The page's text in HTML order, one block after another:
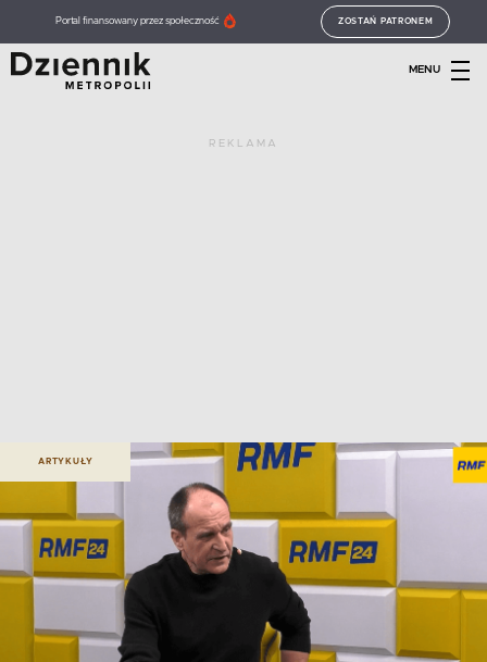
Portal finansowany przez społeczność ZOSTAŃ PATRONEM
MENU
REKLAMA
ARTYKUŁY